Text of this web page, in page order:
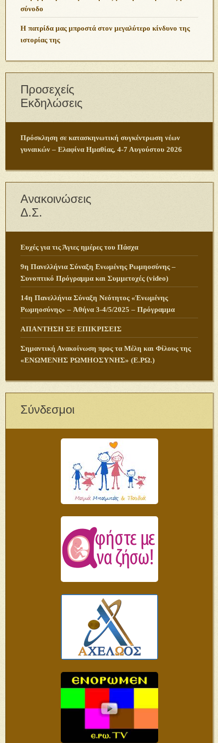
σύνοδο
Η πατρίδα μας μπροστά στον μεγαλύτερο κίνδυνο της
ιστορίας της
Προσεχείς
Εκδηλώσεις
Πρόσκληση σε κατασκηνωτική συγκέντρωση νέων
γυναικών – Ελαφίνα Ημαθίας, 4-7 Αυγούστου 2026
Ανακοινώσεις
Δ.Σ.
Ευχές για τις Άγιες ημέρες του Πάσχα
9η Πανελλήνια Σύναξη Ενωμένης Ρωμηοσύνης –
Συνοπτικό Πρόγραμμα και Συμμετοχές (video)
14η Πανελλήνια Σύναξη Νεότητος «Ἑνωμένης
Ρωμηοσύνης» – Ἀθήνα 3-4/5/2025 – Πρόγραμμα
ΑΠΑΝΤΗΣΗ ΣΕ ΕΠΙΚΡΙΣΕΙΣ
Σημαντική Ανακοίνωση προς τα Μέλη και Φίλους της
«ΕΝΩΜΕΝΗΣ ΡΩΜΗΟΣΥΝΗΣ» (Ε.ΡΩ.)
Σύνδεσμοι